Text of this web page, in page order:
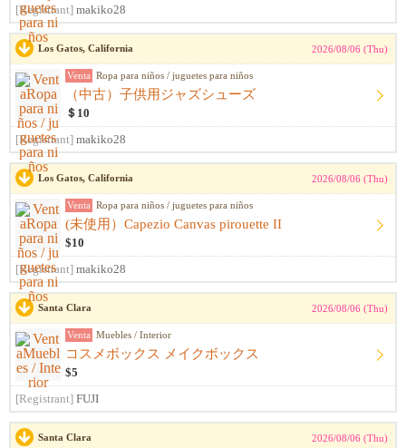
[Registrant] makiko28
Los Gatos, California 2026/08/06 (Thu)
Venta Ropa para niños / juguetes para niños
（中古）子供用ジャズシューズ
＄10
[Registrant] makiko28
Los Gatos, California 2026/08/06 (Thu)
Venta Ropa para niños / juguetes para niños
(未使用）Capezio Canvas pirouette II
$10
[Registrant] makiko28
Santa Clara 2026/08/06 (Thu)
Venta Muebles / Interior
コスメボックス メイクボックス
$5
[Registrant] FUJI
Santa Clara 2026/08/06 (Thu)